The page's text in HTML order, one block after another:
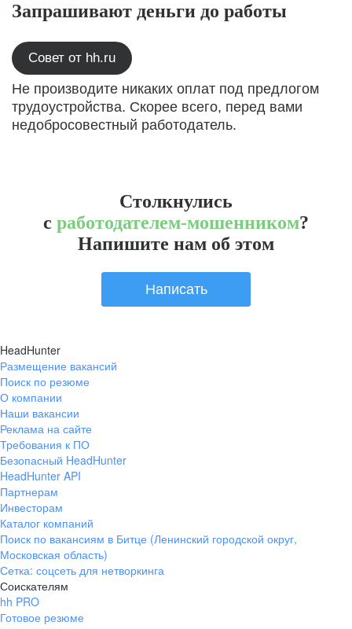
Запрашивают деньги до работы
Совет от hh.ru
Не производите никаких оплат под предлогом
трудоустройства. Скорее всего, перед вами
недобросовестный работодатель.
Столкнулись
с работодателем-мошенником?
Напишите нам об этом
Написать
HeadHunter
Размещение вакансий
Поиск по резюме
О компании
Наши вакансии
Реклама на сайте
Требования к ПО
Безопасный HeadHunter
HeadHunter API
Партнерам
Инвесторам
Каталог компаний
Поиск по вакансиям в Битце (Ленинский городской округ,
Московская область)
Сетка: соцсеть для нетворкинга
Соискателям
hh PRO
Готовое резюме